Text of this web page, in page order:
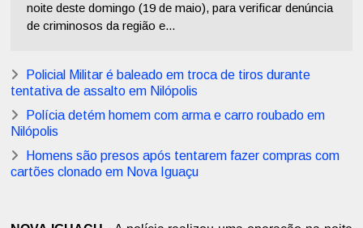
noite deste domingo (19 de maio), para verificar denúncia
de criminosos da região e...
Policial Militar é baleado em troca de tiros durante
tentativa de assalto em Nilópolis
Polícia detém homem com arma e carro roubado em
Nilópolis
Homens são presos após tentarem fazer compras com
cartões clonado em Nova Iguaçu